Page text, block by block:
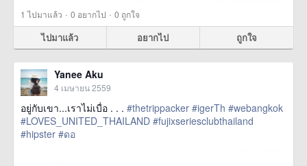
1 ไปมาแล้ว · 0 อยากไป · 0 ถูกใจ
ไปมาแล้ว อยากไป ถูกใจ
Yanee Aku
4 เมษายน 2559
อยู่กับเขา...เราไม่เบื่อ . . . #thetrippacker #igerTh #webangkok
#LOVES_UNITED_THAILAND #fujixseriesclubthailand
#hipster #ดอ